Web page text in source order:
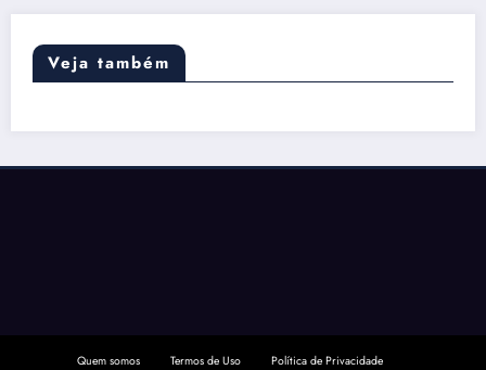
Veja também
Quem somos Termos de Uso
Política de Privacidade